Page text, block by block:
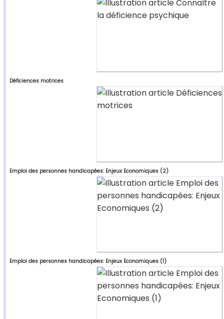
Déficiences motrices
Emploi des personnes handicapées: Enjeux Economiques (2)
Emploi des personnes handicapées: Enjeux Economiques (1)